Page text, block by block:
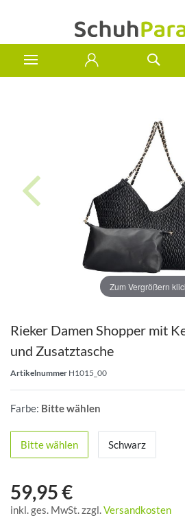
Zum Vergrößern
Rieker Damen Shopper mit
und Zusatztasche
Artikelnummer H1015_00
Farbe: Bitte wählen
Bitte wählen Schwarz
59,95 €
inkl. ges. MwSt. zzgl.Versandkosten